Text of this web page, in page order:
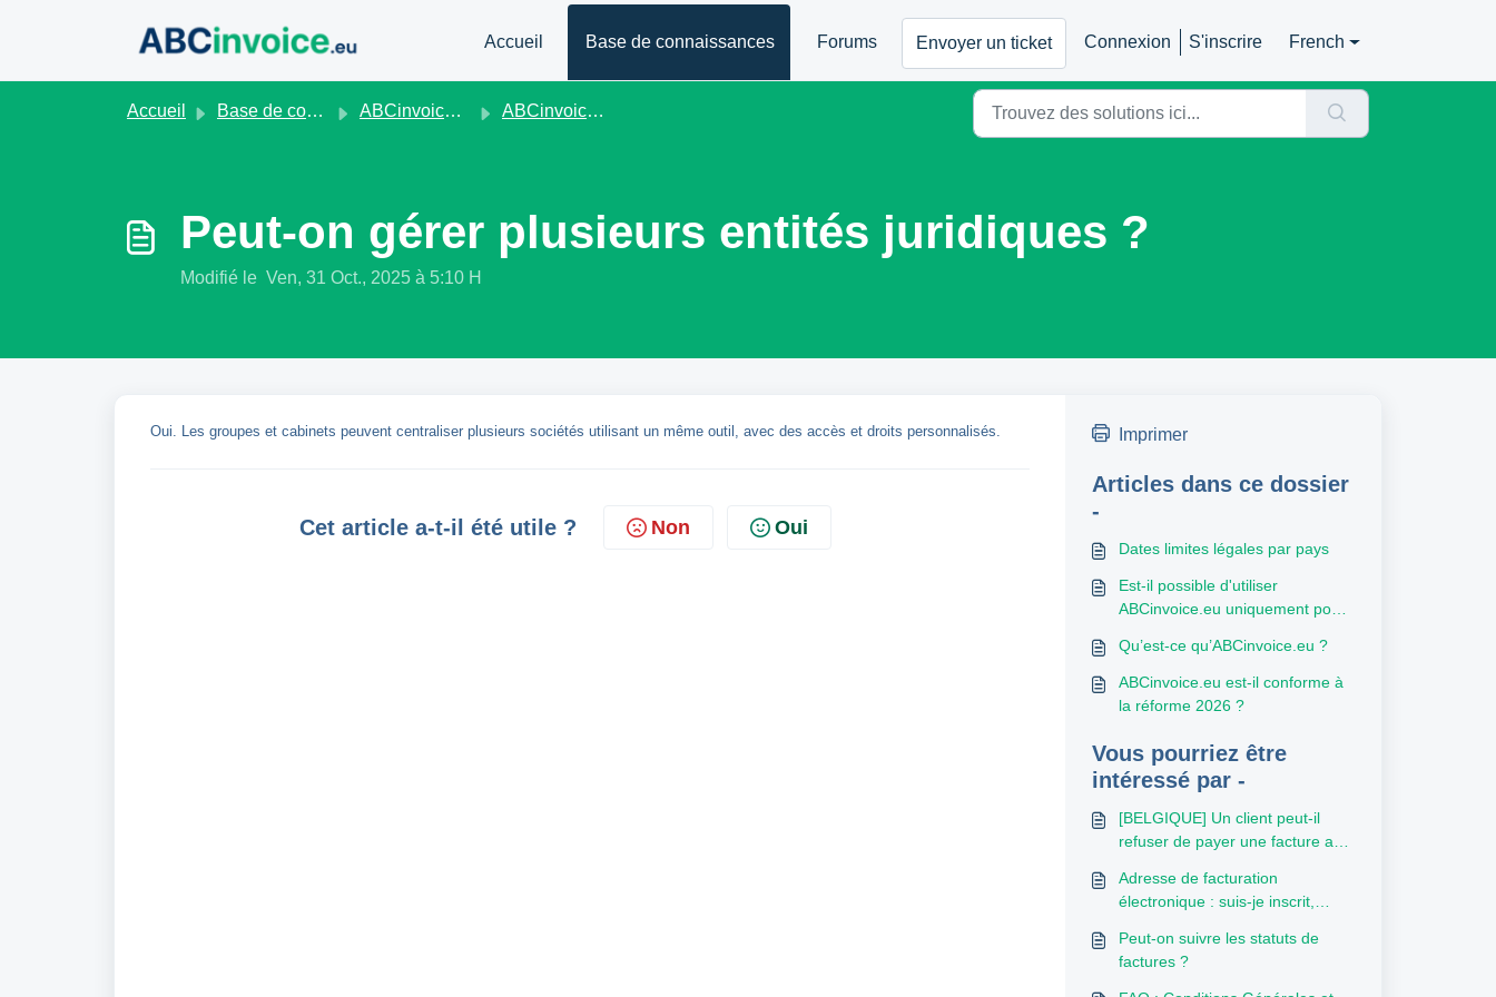
Accueil
Base de connaissances Forums Envoyer un ticket Connexion S'inscrire French
Accueil Base de connaissances ABCinvoice.eu ABCinvoice.eu - FR
Peut-on gérer plusieurs entités juridiques ?
Modifié le Ven, 31 Oct., 2025 à 5:10 H
Oui. Les groupes et cabinets peuvent centraliser plusieurs sociétés utilisant un même outil, avec des accès et droits personnalisés.
Cet article a-t-il été utile ? Non Oui
Imprimer
Articles dans ce dossier
-
Dates limites légales par pays
Est-il possible d'utiliser
ABCinvoice.eu uniquement pour
pour en recevoir) ?
Qu’est-ce qu’ABCinvoice.eu ?
ABCinvoice.eu est-il conforme à
la réforme 2026 ?
Vous pourriez être
intéressé par -
[BELGIQUE] Un client peut-il
refuser de payer une facture au
via Peppol ?
Adresse de facturation
électronique : suis-je inscrit,
quelles sont les adresses de mes
clients ?
Peut-on suivre les statuts de
factures ?